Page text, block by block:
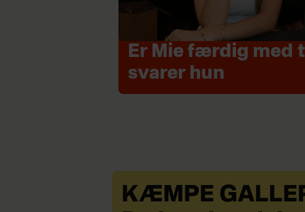
Er Mie færdig med
svarer hun
KÆMPE